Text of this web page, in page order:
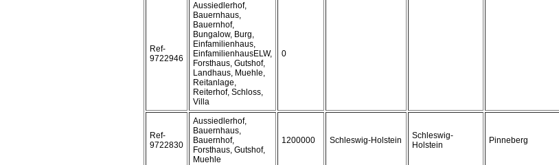
Ref-
9722946
Aussiedlerhof,
Bauernhaus,
Bauernhof,
Bungalow, Burg,
Einfamilienhaus,
EinfamilienhausELW,
Forsthaus, Gutshof,
Landhaus, Muehle,
Reitanlage,
Reiterhof, Schloss,
Villa
0
Ref-
9722830
Aussiedlerhof,
Bauernhaus,
Bauernhof,
Forsthaus, Gutshof,
Muehle
1200000 Schleswig-Holstein
Schleswig-
Holstein
Pinneberg